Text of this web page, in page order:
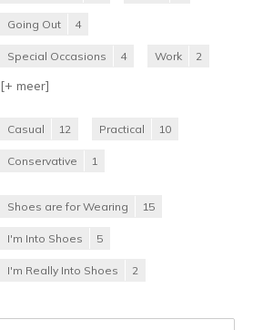
Going Out 4
Special Occasions 4 Work 2
[+ meer]
Casual 12 Practical 10
Conservative 1
Shoes are for Wearing 15
I'm Into Shoes 5
I'm Really Into Shoes 2